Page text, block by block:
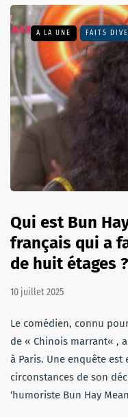
A LA UNE FAITS
Qui est Bun
français qui a
de huit étages ?
10 juillet 2025
Le comédien, connu
de « Chinois marrant« ,
à Paris. Une enquête
circonstances de son
‘humoriste Bun Hay